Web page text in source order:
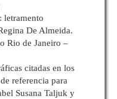
letramento
De Almeida.
Rio de Janeiro –
citadas en los
referencia para
Susana Taljuk y